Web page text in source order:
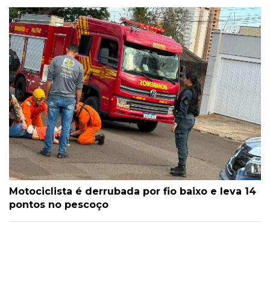
Motociclista é derrubada por fio baixo e leva 14
pontos no pescoço